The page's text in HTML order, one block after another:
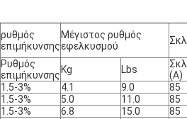
ρυθμός
επιμήκυνσης
Μέγιστος ρυθμός
εφελκυσμού
Ρυθμός
επιμήκυνσης Kg Lbs
(A)
1.5-3% 4.1 9.0 85
1.5-3% 5.0 11.0 85
1.5-3% 6.8 15.0 85